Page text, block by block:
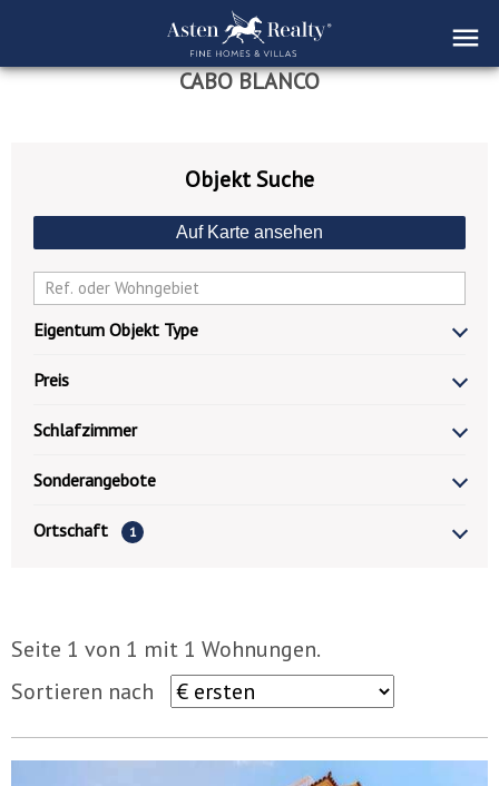
CABO BLANCO
Objekt Suche
Auf Karte ansehen
Eigentum Objekt Type
Preis
Schlafzimmer
Sonderangebote
Ortschaft 1
Seite 1 von 1 mit 1 Wohnungen.
Sortieren nach